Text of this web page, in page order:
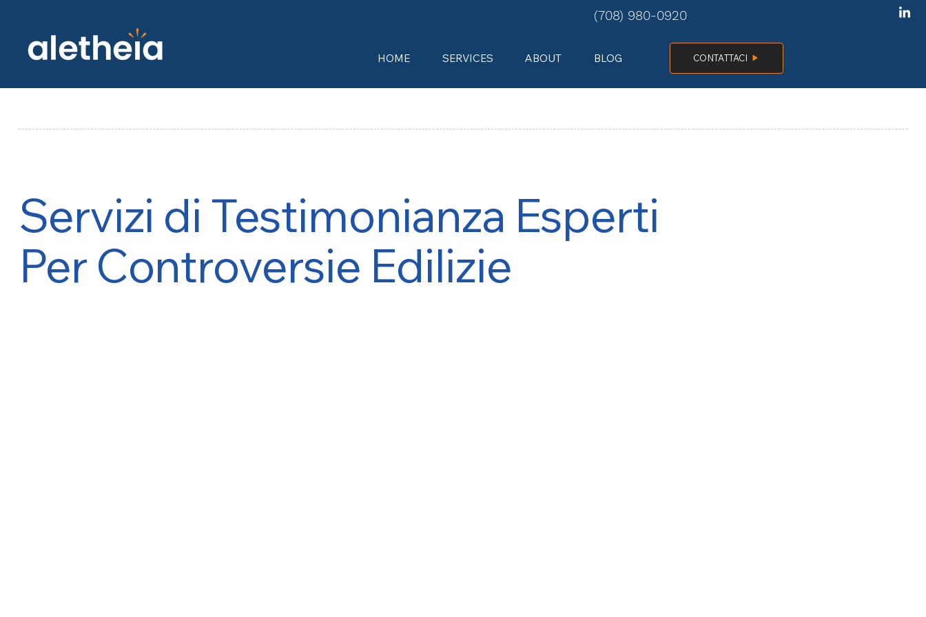
(708) 980-0920
HOME SERVICES ABOUT BLOG CONTATTACI
Servizi di Testimonianza Esperti
Per Controversie Edilizie